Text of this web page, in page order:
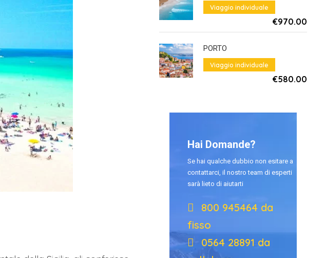
Viaggio individuale
€970.00
PORTO
Viaggio individuale
€580.00
Hai Domande?
Se hai qualche dubbio non esitare a
contattarci, il nostro team di esperti
sarà lieto di aiutarti
800 945464 da
fisso
0564 28891 da